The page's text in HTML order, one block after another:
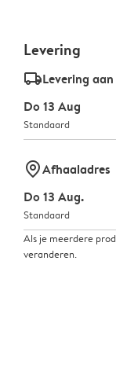
Levering
delivery_standard_v2Levering
Do 13 Aug
Standaard
marker-pinAfhaaladres
Do 13 Aug.
Standaard
Als je meerdere
veranderen.